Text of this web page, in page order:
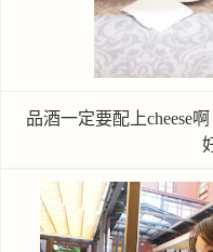
品酒一定要配上cheese